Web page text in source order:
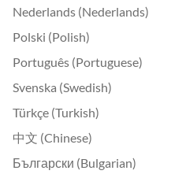
Nederlands (Nederlands)
Polski (Polish)
Português (Portuguese)
Svenska (Swedish)
Türkçe (Turkish)
中文 (Chinese)
Български (Bulgarian)